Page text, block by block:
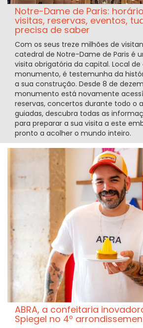
Notre-Dame de Paris:
visitas, reservas, eventos,
precisa de saber
Com os seus treze milhões de
catedral de Notre-Dame de Paris é
visita obrigatória da capital. Local
monumento, é testemunha da
a sua construção. Desde 8 de
monumento está novamente
reservas, concertos durante todo o
guiadas, descubra todas as
para preparar a sua visita a este
pronto a acolher o mundo inteiro.
ABRA, a confeitaria
Spiegel no 4º